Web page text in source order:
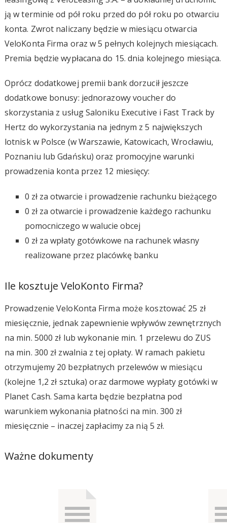
ją w terminie od pół roku przed do pół roku po otwarciu
konta. Zwrot naliczany będzie w miesiącu otwarcia
VeloKonta Firma oraz w 5 pełnych kolejnych miesiącach.
Premia będzie wypłacana do 15. dnia kolejnego miesiąca.
Oprócz dodatkowej premii bank dorzucił jeszcze
dodatkowe bonusy: jednorazowy voucher do
skorzystania z usług Saloniku Executive i Fast Track by
Hertz do wykorzystania na jednym z 5 największych
lotnisk w Polsce (w Warszawie, Katowicach, Wrocławiu,
Poznaniu lub Gdańsku) oraz promocyjne warunki
prowadzenia konta przez 12 miesięcy:
0 zł za otwarcie i prowadzenie rachunku bieżącego
0 zł za otwarcie i prowadzenie każdego rachunku
pomocniczego w walucie obcej
0 zł za wpłaty gotówkowe na rachunek własny
realizowane przez placówkę banku
Ile kosztuje VeloKonto Firma?
Prowadzenie VeloKonta Firma może kosztować 25 zł
miesięcznie, jednak zapewnienie wpływów zewnętrznych
na min. 5000 zł lub wykonanie min. 1 przelewu do ZUS
na min. 300 zł zwalnia z tej opłaty. W ramach pakietu
otrzymujemy 20 bezpłatnych przelewów w miesiącu
(kolejne 1,2 zł sztuka) oraz darmowe wypłaty gotówki w
Planet Cash. Sama karta będzie bezpłatna pod
warunkiem wykonania płatności na min. 300 zł
miesięcznie – inaczej zapłacimy za nią 5 zł.
Ważne dokumenty